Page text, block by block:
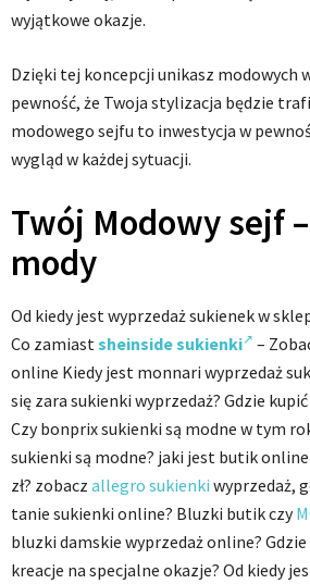
wyjątkowe okazje.
Dzięki tej koncepcji unikasz modowych
pewność, że Twoja stylizacja będzie
modowego sejfu to inwestycja w
wygląd w każdej sytuacji.
Twój Modowy sejf
mody
Od kiedy jest wyprzedaż sukienek w
Co zamiastsheinside sukienki
–
online Kiedy jest monnari wyprzedaż
się zara sukienki wyprzedaż? Gdzie
Czy bonprix sukienki są modne w tym
sukienki są modne? jaki jest butik
zł? zobacz allegro sukienki wyprzedaż,
tanie sukienki online? Bluzki butik czy
bluzki damskie wyprzedaż online?
kreacje na specjalne okazje? Od kiedy